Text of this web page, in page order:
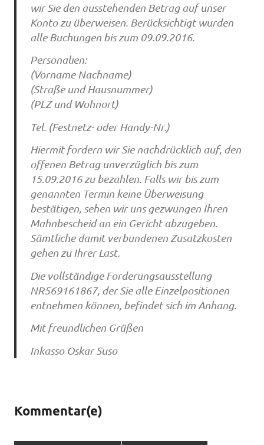
wir Sie den ausstehenden Betrag auf unser
Konto zu überweisen. Berücksichtigt wurden
alle Buchungen bis zum 09.09.2016.
Personalien:
(Vorname Nachname)
(Straße und Hausnummer)
(PLZ und Wohnort)
Tel. (Festnetz- oder Handy-Nr.)
Hiermit fordern wir Sie nachdrücklich auf, den
offenen Betrag unverzüglich bis zum
15.09.2016 zu bezahlen. Falls wir bis zum
genannten Termin keine Überweisung
bestätigen, sehen wir uns gezwungen Ihren
Mahnbescheid an ein Gericht abzugeben.
Sämtliche damit verbundenen Zusatzkosten
gehen zu Ihrer Last.
Die vollständige Forderungsausstellung
NR569161867, der Sie alle Einzelpositionen
entnehmen können, befindet sich im Anhang.
Mit freundlichen Grüßen
Inkasso Oskar Suso
Kommentar(e)